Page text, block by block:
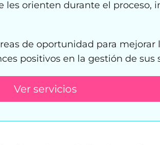
orienten durante el proceso,
de oportunidad para
positivos en la gestión de sus
Ver servicios